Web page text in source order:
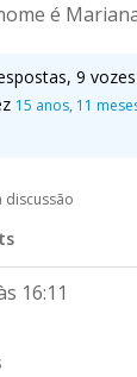
é
9
15 anos, 11
discussão
16:11